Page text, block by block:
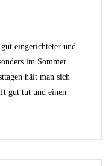
eingerichteter und
im Sommer
hält man sich
gut tut und einen